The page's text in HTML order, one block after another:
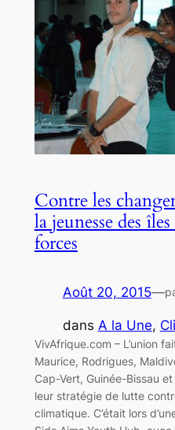
Contre les
la jeunesse des
forces
Août 20, 2015—
dans A la Une,
VivAfrique.com – L’union
Maurice, Rodrigues,
Cap-Vert, Guinée-Bissau
leur stratégie de lutte
climatique. C’était lors